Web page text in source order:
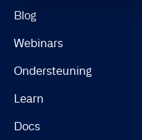
Blog
Webinars
Ondersteuning
Learn
Docs